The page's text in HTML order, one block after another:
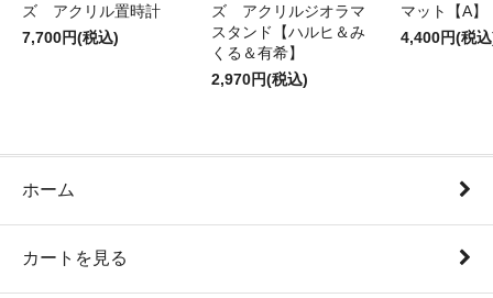
ズ アクリル置時計
7,700円(税込)
ズ アクリルジオラマ
スタンド【ハルヒ＆み
くる＆有希】
2,970円(税込)
マット【A】
4,400円(税
ホーム
カートを見る